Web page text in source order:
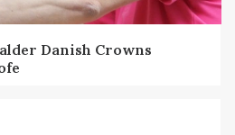
Danish Crowns